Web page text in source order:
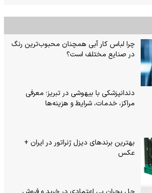
چرا لباس کار آبی همچنان محبوب‌ترین رنگ
در صنایع مختلف است؟
دندانپزشکی با بیهوشی در تبریز؛ معرفی
مراکز، خدمات، شرایط و هزینه‌ها
بهترین برندهای دیزل ژنراتور در ایران +
عکس